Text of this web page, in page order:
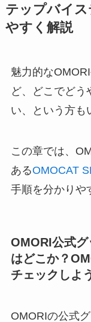
テップバイス
やすく解説
魅力的な
ど、どこでどう
い、という方も
この章では、
あるOMOCAT
手順を分かりや
OMORI公式
はどこか？
チェックしよ
OMORIの公式